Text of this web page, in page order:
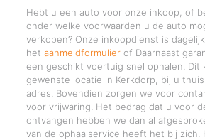
Hebt u een auto voor onze inkoop, of
onder welke voorwaarden u de auto
verkopen? Onze inkoopdienst is
het aanmeldformulierof Daarnaast
een geschikt voertuig snel ophalen. Dit
gewenste locatie in Kerkdorp, bij u
adres. Bovendien zorgen we voor
voor vrijwaring. Het bedrag dat u voor
ontvangen hebben we dan al
van de ophaalservice heeft het bij zich.